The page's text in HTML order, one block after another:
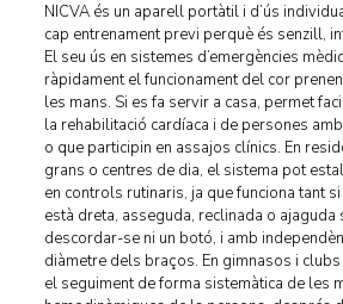
NICVA és un aparell portàtil i d’ús
cap entrenament previ perquè és senzill,
El seu ús en sistemes d’emergències
ràpidament el funcionament del cor
les mans. Si es fa servir a casa, permet
la rehabilitació cardíaca i de persones
o que participin en assajos clínics. En
grans o centres de dia, el sistema pot
en controls rutinaris, ja que funciona tant
està dreta, asseguda, reclinada o ajaguda
descordar-se ni un botó, i amb
diàmetre dels braços. En gimnasos i
el seguiment de forma sistemàtica de les